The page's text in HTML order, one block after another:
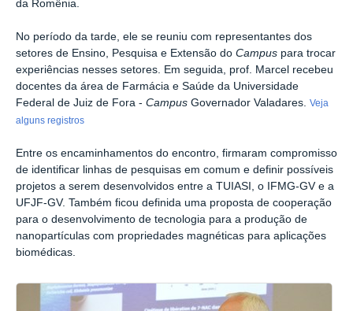
da Romênia.
No período da tarde, ele se reuniu com representantes dos
setores de Ensino, Pesquisa e Extensão do Campus para trocar
experiências nesses setores. Em seguida, prof. Marcel recebeu
docentes da área de Farmácia e Saúde da Universidade
Federal de Juiz de Fora - Campus Governador Valadares. Veja
alguns registros
Entre os encaminhamentos do encontro, firmaram compromisso
de identificar linhas de pesquisas em comum e definir possíveis
projetos a serem desenvolvidos entre a TUIASI, o IFMG-GV e a
UFJF-GV. Também ficou definida uma proposta de cooperação
para o desenvolvimento de tecnologia para a produção de
nanopartículas com propriedades magnéticas para aplicações
biomédicas.